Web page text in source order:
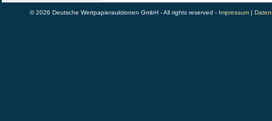
© 2026 Deutsche Wertpapierauktionen GmbH - All rights reserved - Impressum|